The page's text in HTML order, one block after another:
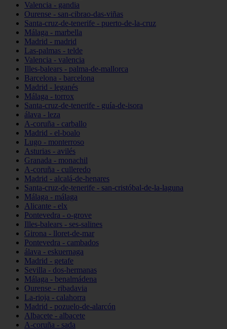
Valencia - gandia
Ourense - san-cibrao-das-viñas
Santa-cruz-de-tenerife - puerto-de-la-cruz
Málaga - marbella
Madrid - madrid
Las-palmas - telde
Valencia - valencia
Illes-balears - palma-de-mallorca
Barcelona - barcelona
Madrid - leganés
Málaga - torrox
Santa-cruz-de-tenerife - guía-de-isora
álava - leza
A-coruña - carballo
Madrid - el-boalo
Lugo - monterroso
Asturias - avilés
Granada - monachil
A-coruña - culleredo
Madrid - alcalá-de-henares
Santa-cruz-de-tenerife - san-cristóbal-de-la-laguna
Málaga - málaga
Alicante - elx
Pontevedra - o-grove
Illes-balears - ses-salines
Girona - lloret-de-mar
Pontevedra - cambados
álava - eskuernaga
Madrid - getafe
Sevilla - dos-hermanas
Málaga - benalmádena
Ourense - ribadavia
La-rioja - calahorra
Madrid - pozuelo-de-alarcón
Albacete - albacete
A-coruña - sada